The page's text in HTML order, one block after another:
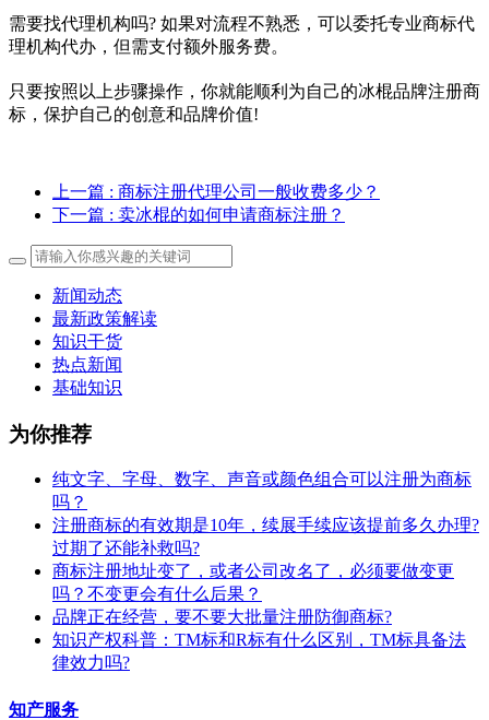
需要找代理机构吗? 如果对流程不熟悉，可以委托专业商标代
理机构代办，但需支付额外服务费。
只要按照以上步骤操作，你就能顺利为自己的冰棍品牌注册商
标，保护自己的创意和品牌价值!
上一篇 : 商标注册代理公司一般收费多少？
下一篇 : 卖冰棍的如何申请商标注册？
新闻动态
最新政策解读
知识干货
热点新闻
基础知识
为你推荐
纯文字、字母、数字、声音或颜色组合可以注册为商标
吗？
注册商标的有效期是10年，续展手续应该提前多久办理?
过期了还能补救吗?
商标注册地址变了，或者公司改名了，必须要做变更
吗？不变更会有什么后果？
​品牌正在经营，要不要大批量注册防御商标?
知识产权科普：TM标和R标有什么区别，TM标具备法
律效力吗?
知产服务